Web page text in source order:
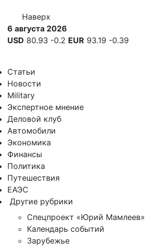
Наверх
6 августа 2026
USD 80.93 -0.2 EUR 93.19 -0.39
Статьи
Новости
Military
Экспертное мнение
Деловой клуб
Автомобили
Экономика
Финансы
Политика
Путешествия
ЕАЭС
Другие рубрики
Спецпроект «Юрий Мамлеев»
Календарь событий
Зарубежье